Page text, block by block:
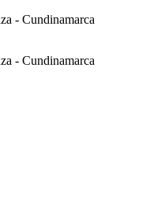
- Cundinamarca
- Cundinamarca